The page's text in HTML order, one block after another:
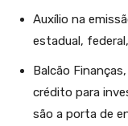
Auxílio na
estadual,
Balcão
crédito para
são a porta de